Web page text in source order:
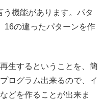
う機能があります。パタ
16の違ったパターンを作
生するということを、簡
ログラム出来るので、イ
どを作ることが出来ま